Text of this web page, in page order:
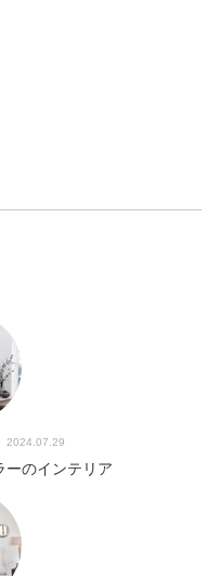
2024.07.29
ーのインテリア